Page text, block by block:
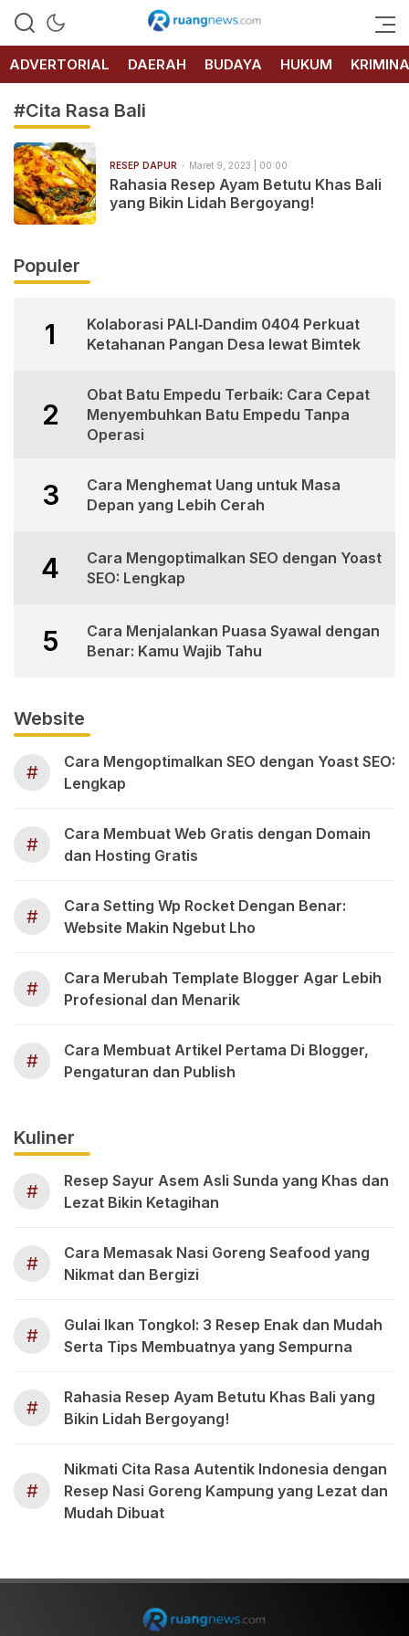
RUANG
NEWS
ADVERTORIAL
DAERAH BUDAYA HUKUM
#Cita Rasa Bali
RESEP DAPUR Maret 9, 2023 | 00:00
Rahasia Resep Ayam Betutu Khas Bali
yang Bikin Lidah Bergoyang!
Populer
1
Kolaborasi PALI‑Dandim 0404 Perkuat
Ketahanan Pangan Desa lewat Bimtek
2
Obat Batu Empedu Terbaik: Cara Cepat
Menyembuhkan Batu Empedu Tanpa
Operasi
3
Cara Menghemat Uang untuk Masa
Depan yang Lebih Cerah
4
Cara Mengoptimalkan SEO dengan Yoast
SEO: Lengkap
5
Cara Menjalankan Puasa Syawal dengan
Benar: Kamu Wajib Tahu
Website
#
Cara Mengoptimalkan SEO dengan Yoast SEO:
Lengkap
#
Cara Membuat Web Gratis dengan Domain
dan Hosting Gratis
#
Cara Setting Wp Rocket Dengan Benar:
Website Makin Ngebut Lho
#
Cara Merubah Template Blogger Agar Lebih
Profesional dan Menarik
#
Cara Membuat Artikel Pertama Di Blogger,
Pengaturan dan Publish
Kuliner
#
Resep Sayur Asem Asli Sunda yang Khas dan
Lezat Bikin Ketagihan
#
Cara Memasak Nasi Goreng Seafood yang
Nikmat dan Bergizi
#
Gulai Ikan Tongkol: 3 Resep Enak dan Mudah
Serta Tips Membuatnya yang Sempurna
#
Rahasia Resep Ayam Betutu Khas Bali yang
Bikin Lidah Bergoyang!
#
Nikmati Cita Rasa Autentik Indonesia dengan
Resep Nasi Goreng Kampung yang Lezat dan
Mudah Dibuat